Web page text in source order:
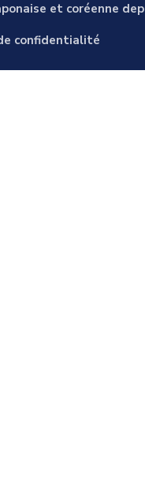
et coréenne
confidentialité